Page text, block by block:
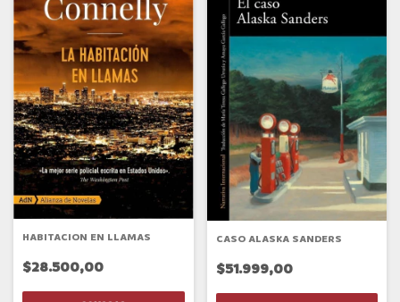
HABITACION EN LLAMAS
$28.500,00
CASO ALASKA SANDERS
$51.999,00